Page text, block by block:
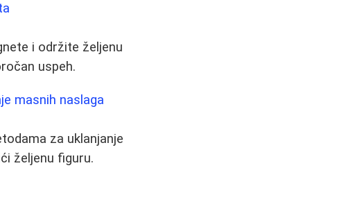
i održite željenu
uspeh.
masnih naslaga
za uklanjanje
željenu figuru.